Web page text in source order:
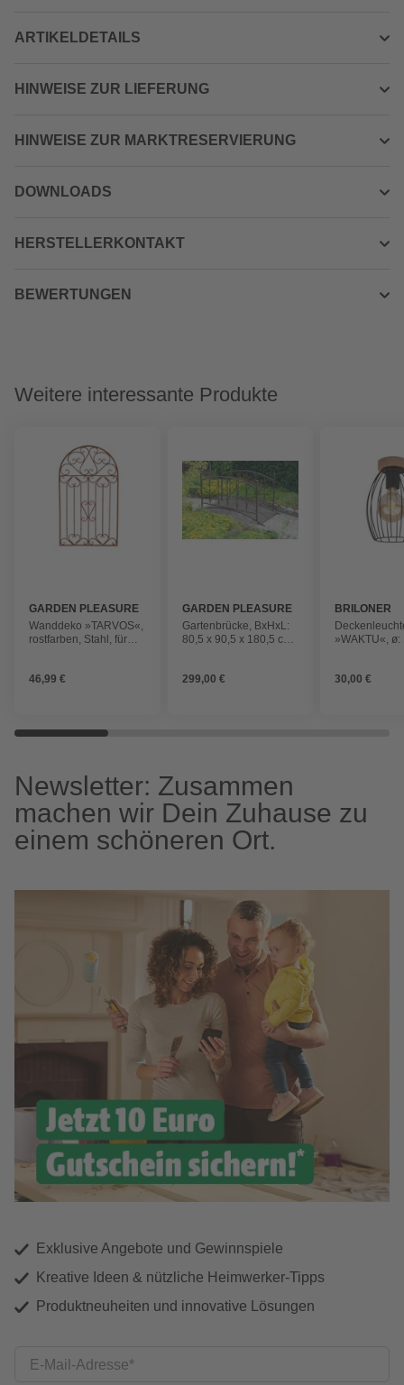
ARTIKELDETAILS
HINWEISE ZUR LIEFERUNG
HINWEISE ZUR MARKTRESERVIERUNG
DOWNLOADS
HERSTELLERKONTAKT
BEWERTUNGEN
Weitere interessante Produkte
GARDEN PLEASURE
Wanddeko »TARVOS«,
rostfarben, Stahl, für
46,99 €
GARDEN PLEASURE
Gartenbrücke, BxHxL:
80,5 x 90,5 x 180,5 cm,
299,00 €
BRILONER
»WAKTU«, ø:
30,00 €
Newsletter: Zusammen
machen wir Dein Zuhause zu
einem schöneren Ort.
Exklusive Angebote und Gewinnspiele
Kreative Ideen & nützliche Heimwerker-Tipps
Produktneuheiten und innovative Lösungen
E-Mail-Adresse